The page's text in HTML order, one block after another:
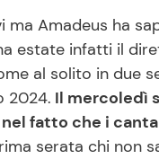
Amadeus ha
estate infatti il
al solito in due
2024. Il mercoledì
fatto che i
serata chi non